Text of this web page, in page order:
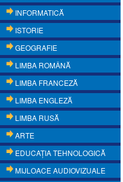
INFORMATICĂ
ISTORIE
GEOGRAFIE
LIMBA ROMÂNĂ
LIMBA FRANCEZĂ
LIMBA ENGLEZĂ
LIMBA RUSĂ
ARTE
EDUCAŢIA TEHNOLOGICĂ
MIJLOACE AUDIOVIZUALE